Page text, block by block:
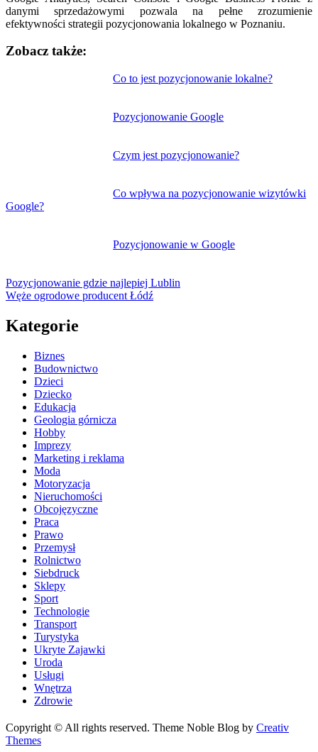
danymi sprzedażowymi pozwala na pełne zrozumienie
efektywności strategii pozycjonowania lokalnego w Poznaniu.
Zobacz także:
Co to jest pozycjonowanie lokalne?
Pozycjonowanie Google
Czym jest pozycjonowanie?
Co wpływa na pozycjonowanie wizytówki
Google?
Pozycjonowanie w Google
Pozycjonowanie gdzie najlepiej Lublin
Węże ogrodowe producent Łódź
Kategorie
Biznes
Budownictwo
Dzieci
Dziecko
Edukacja
Geologia górnicza
Hobby
Imprezy
Marketing i reklama
Moda
Motoryzacja
Nieruchomości
Obcojęzyczne
Praca
Prawo
Przemysł
Rolnictwo
Siebdruck
Sklepy
Sport
Technologie
Transport
Turystyka
Ukryte Zajawki
Uroda
Usługi
Wnętrza
Zdrowie
Copyright © All rights reserved. Theme Noble Blog by Creativ
Themes